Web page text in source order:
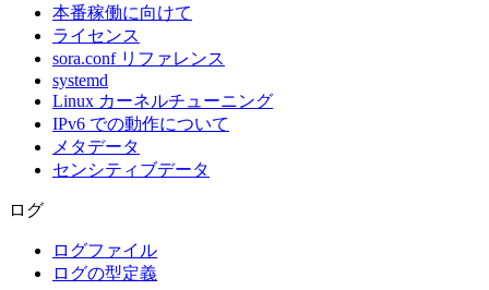
本番稼働に向けて
ライセンス
sora.conf リファレンス
systemd
Linux カーネルチューニング
IPv6 での動作について
メタデータ
センシティブデータ
ログ
ログファイル
ログの型定義